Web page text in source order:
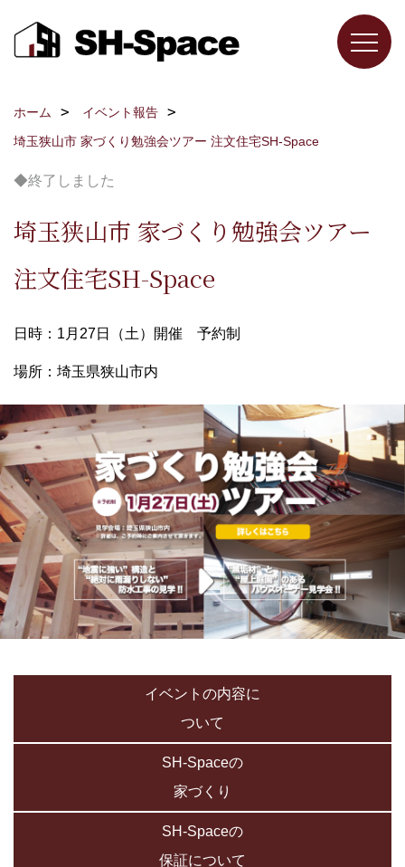
ホーム
イベント報告
埼玉狭山市 家づくり勉強会ツアー 注文住宅SH-Space
◆終了しました
埼玉狭山市 家づくり勉強会ツアー
注文住宅SH-Space
日時：1月27日（土）開催 予約制
場所：埼玉県狭山市内
イベントの内容に
ついて
SH-Spaceの
家づくり
SH-Spaceの
保証について